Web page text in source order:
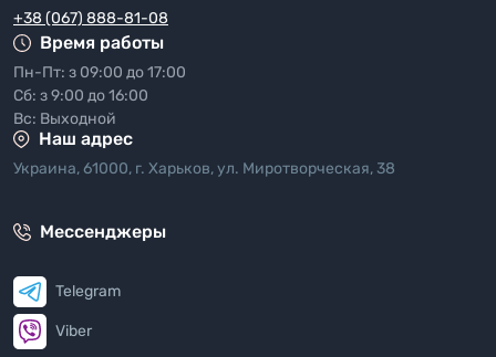
+38 (067) 888-81-08
Время работы
Пн-Пт: з 09:00 до 17:00
Сб: з 9:00 до 16:00
Вс: Выходной
Наш адрес
Украина, 61000, г. Харьков, ул. Миротворческая, 38
Мессенджеры
Telegram
Viber